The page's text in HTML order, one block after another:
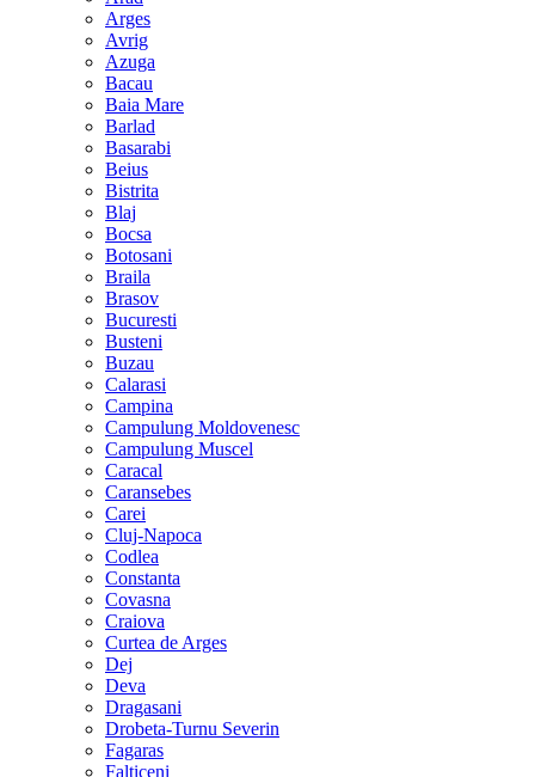
Arges
Avrig
Azuga
Bacau
Baia Mare
Barlad
Basarabi
Beius
Bistrita
Blaj
Bocsa
Botosani
Braila
Brasov
Bucuresti
Busteni
Buzau
Calarasi
Campina
Campulung Moldovenesc
Campulung Muscel
Caracal
Caransebes
Carei
Cluj-Napoca
Codlea
Constanta
Covasna
Craiova
Curtea de Arges
Dej
Deva
Dragasani
Drobeta-Turnu Severin
Fagaras
Falticeni